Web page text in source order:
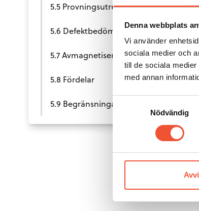
Denna webbplats
Vi använder
sociala medier och
till de sociala
med annan
Samtyckesval
Nödvändig
5.5 Provningsutrustning
5.6 Defektbedömning
5.7 Avmagnetisering
5.8 Fördelar
5.9 Begränsningar